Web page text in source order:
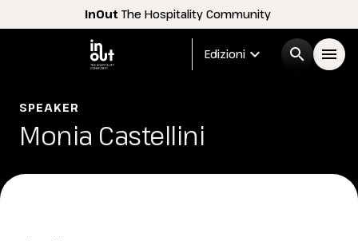
InOut The Hospitality Community
Edizioni expand_more search menu
Menù
SPEAKER
Monia Castellini